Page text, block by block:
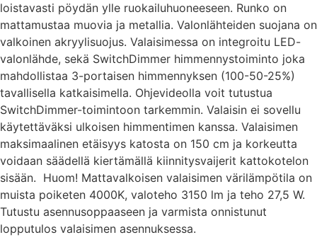
loistavasti pöydän ylle ruokailuhuoneeseen. Runko on
mattamustaa muovia ja metallia. Valonlähteiden suojana on
valkoinen akryylisuojus. Valaisimessa on integroitu LED-
valonlähde, sekä SwitchDimmer himmennystoiminto joka
mahdollistaa 3-portaisen himmennyksen (100-50-25%)
tavallisella katkaisimella. Ohjevideolla voit tutustua
SwitchDimmer-toimintoon tarkemmin. Valaisin ei sovellu
käytettäväksi ulkoisen himmentimen kanssa. Valaisimen
maksimaalinen etäisyys katosta on 150 cm ja korkeutta
voidaan säädellä kiertämällä kiinnitysvaijerit kattokotelon
sisään. Huom! Mattavalkoisen valaisimen värilämpötila on
muista poiketen 4000K, valoteho 3150 lm ja teho 27,5 W.
Tutustu asennusoppaaseen ja varmista onnistunut
lopputulos valaisimen asennuksessa.